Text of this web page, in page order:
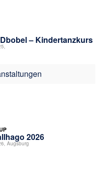
– Kindertanzkurs
2026
Augsburg